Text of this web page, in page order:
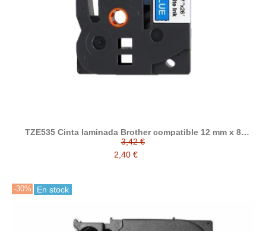
TZE535 Cinta laminada Brother compatible 12 mm x 8
metros
3,42 €
2,40 €
-30% En stock